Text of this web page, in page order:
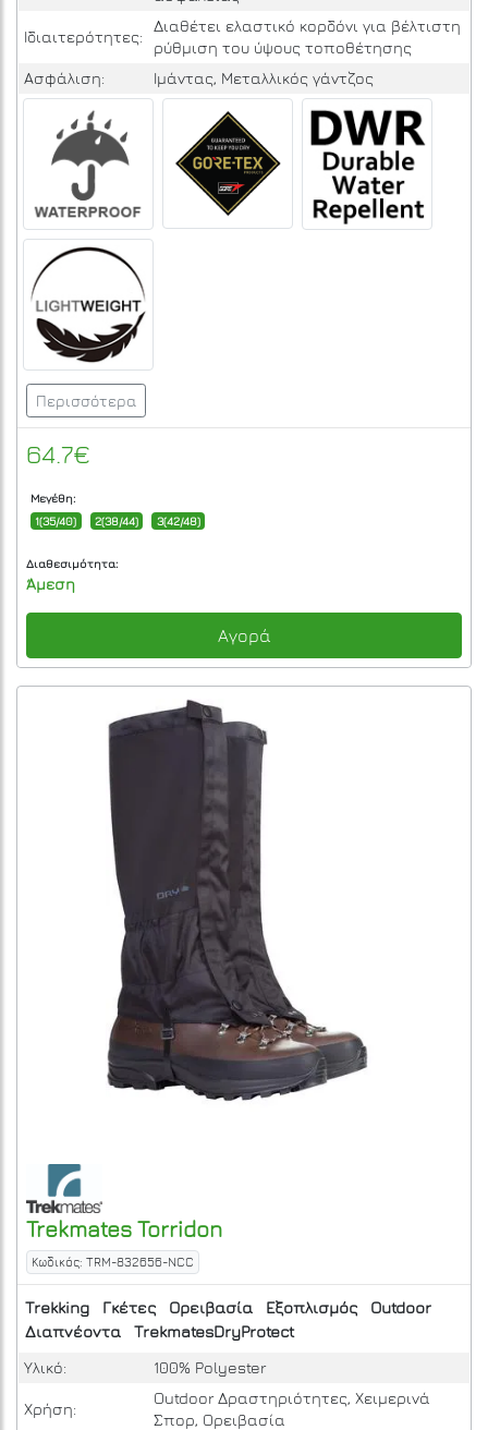
Ιδιαιτερότητες:
Διαθέτει ελαστικό κορδόνι για βέλτιστη
ρύθμιση του ύψους τοποθέτησης
Ασφάλιση:
Ιμάντας, Μεταλλικός γάντζος
Περισσότερα
64.7€
Μεγέθη:
1(35/40)
2(38/44) 3(42/48)
Διαθεσιμότητα:
Άμεση
Αγορά
Trekmates Torridon
Κωδικός: TRM-832656-NCC
Trekking Γκέτες Ορειβασία Εξοπλισμός
Outdoor
Διαπνέοντα
TrekmatesDryProtect
Υλικό:
100% Polyester
Χρήση:
Outdoor Δραστηριότητες, Χειμερινά
Σπορ, Ορειβασία